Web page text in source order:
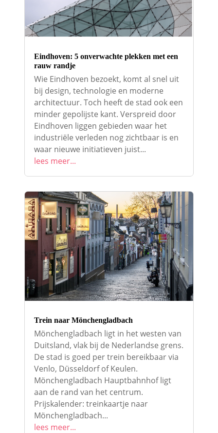
Eindhoven: 5 onverwachte plekken met een
rauw randje
Wie Eindhoven bezoekt, komt al snel uit
bij design, technologie en moderne
architectuur. Toch heeft de stad ook een
minder gepolijste kant. Verspreid door
Eindhoven liggen gebieden waar het
industriële verleden nog zichtbaar is en
waar nieuwe initiatieven juist...
lees meer...
Trein naar Mönchengladbach
Mönchengladbach ligt in het westen van
Duitsland, vlak bij de Nederlandse grens.
De stad is goed per trein bereikbaar via
Venlo, Düsseldorf of Keulen.
Mönchengladbach Hauptbahnhof ligt
aan de rand van het centrum.
Prijskalender: treinkaartje naar
Mönchengladbach...
lees meer...